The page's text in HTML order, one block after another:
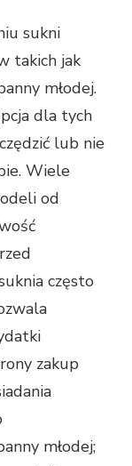
sukni
takich jak
młodej.
dla tych
lub nie
Wiele
od
często
zakup
młodej;